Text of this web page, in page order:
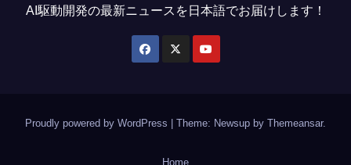
AI駆動開発の最新ニュースを日本語でお届けします！
Proudly powered by WordPress Theme: Newsup by Themeansar.
Home